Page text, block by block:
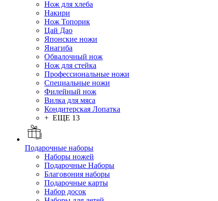
Нож для хлеба
Накири
Нож Топорик
Цай Дао
Японские ножи
Янагиба
Обвалочный нож
Нож для стейка
Профессиональные ножи
Специальные ножи
Филейный нож
Вилка для мяса
Кондитерская Лопатка
+ ЕЩЕ 13
Подарочные наборы
Наборы ножей
Подарочные Наборы
Благовония наборы
Подарочные карты
Набор досок